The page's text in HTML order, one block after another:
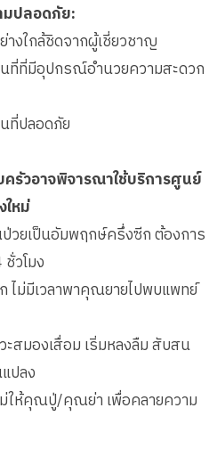
มปลอดภัย:
างใกล้ชิดจากผู้เชี่ยวชาญ
ที่ที่มีอุปกรณ์อำนวยความสะดวก
ที่ปลอดภัย
รัวอาจพิจารณาใช้บริการศูนย์
หม่
เป็นอัมพฤกษ์ครึ่งซีก ต้องการ
วโมง
ไม่มีเวลาพาคุณยายไปพบแพทย์
มองเสื่อม เริ่มหลงลืม สับสน
ปลง
ให้คุณปู่/คุณย่า เพื่อคลายความ